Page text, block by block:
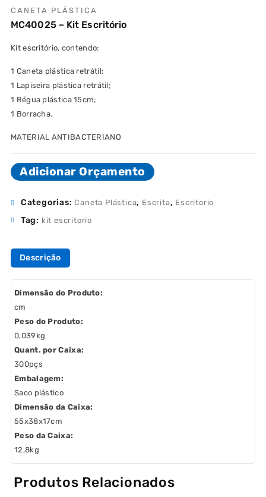
CANETA PLÁSTICA
MC40025 – Kit Escritório
Kit escritório, contendo:
1 Caneta plástica retrátil;
1 Lapiseira plástica retrátil;
1 Régua plástica 15cm;
1 Borracha.
MATERIAL ANTIBACTERIANO
Adicionar Orçamento
Categorias:Caneta Plástica, Escrita, Escritorio
Tag: kit escritorio
Descrição
Dimensão do Produto:
cm
Peso do Produto:
0,039kg
Quant. por Caixa:
300pçs
Embalagem:
Saco plástico
Dimensão da Caixa:
55x38x17cm
Peso da Caixa:
12,8kg
Produtos Relacionados